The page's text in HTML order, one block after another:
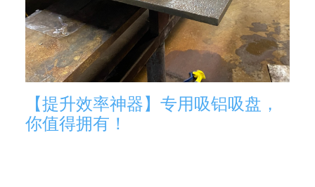
【提升效率神器】专用吸铝吸盘，
你值得拥有！